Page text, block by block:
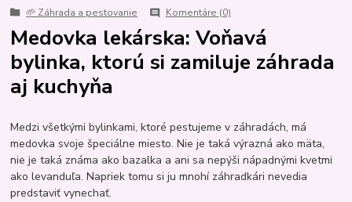
Porovnanie
Párny vs nepárny počet
Kvetynasvadbu skodcovia
🌱 Záhrada a pestovanie
Komentáre (0)
Medovka lekárska: Voňavá
bylinka, ktorú si zamiluje záhrada
aj kuchyňa
Medzi všetkými bylinkami, ktoré pestujeme v záhradách, má
medovka svoje špeciálne miesto. Nie je taká výrazná ako mäta,
nie je taká známa ako bazalka a ani sa nepýši nápadnými kvetmi
ako levanduľa. Napriek tomu si ju mnohí záhradkári nevedia
predstaviť vynechať.